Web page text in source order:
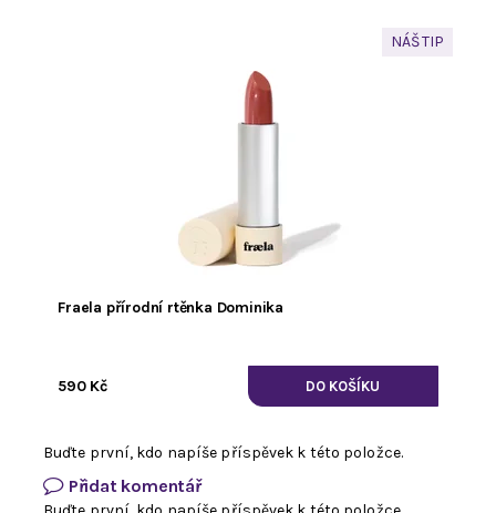
NÁŠ TIP
Fraela přírodní rtěnka Dominika
590 Kč
Buďte první, kdo napíše příspěvek k této položce.
Přidat komentář